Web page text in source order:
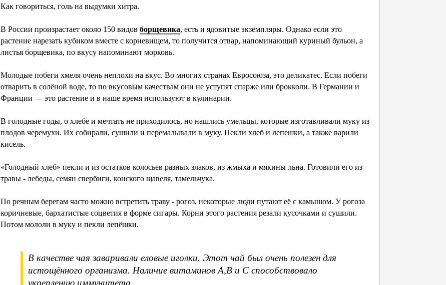
Как говориться, голь на выдумки хитра.
В России произрастает около 150 видов борщевика, есть и ядовитые экземпляры. Однако если это
растение нарезать кубиком вместе с корневищем, то получится отвар, напоминающий куриный бульон, а
листья борщевика, по вкусу напоминают морковь.
Молодые побеги хмеля очень неплохи на вкус. Во многих странах Евросоюза, это деликатес. Если побеги
отварить в солёной воде, то по вкусовым качествам они не уступят спарже или брокколи. В Германии и
Франции — это растение и в наше время используют в кулинарии.
В голодные годы, о хлебе и мечтать не приходилось, но нашлись умельцы, которые изготавливали муку из
плодов черемухи. Их собирали, сушили и перемалывали в муку. Пекли хлеб и лепешки, а также варили
кисель.
«Голодный хлеб» пекли и из остатков колосьев разных злаков, из жмыха и мякины льна. Готовили его из
травы - лебеды, семян свербиги, конского щавеля, тамельчука.
По речным берегам часто можно встретить траву - рогоз, некоторые люди путают её с камышом. У рогоза
коричневые, бархатистые соцветия в форме сигары. Корни этого растения резали кусочками и сушили.
Потом мололи в муку и пекли лепёшки.
В качестве чая заваривали еловые иголки. Этот чай был очень полезен для
истощённого организма. Наличие витаминов А,В и С способствовало
укреплению иммунитета.